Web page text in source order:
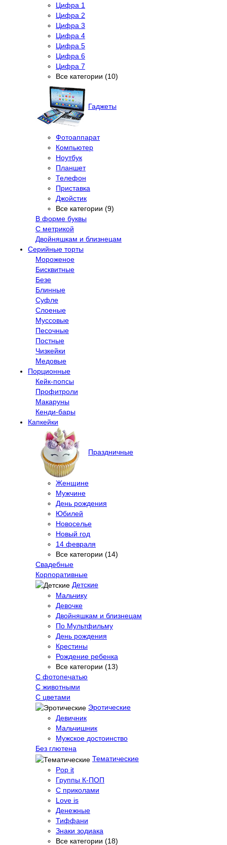
Цифра 1
Цифра 2
Цифра 3
Цифра 4
Цифра 5
Цифра 6
Цифра 7
Все категории (10)
Гаджеты
Фотоаппарат
Компьютер
Ноутбук
Планшет
Телефон
Приставка
Джойстик
Все категории (9)
В форме буквы
С метрикой
Двойняшкам и близнецам
Серийные торты
Мороженое
Бисквитные
Безе
Блинные
Суфле
Слоеные
Муссовые
Песочные
Постные
Чизкейки
Медовые
Порционные
Кейк-попсы
Профитроли
Макаруны
Кенди-бары
Капкейки
Праздничные
Женщине
Мужчине
День рождения
Юбилей
Новоселье
Новый год
14 февраля
Все категории (14)
Свадебные
Корпоративные
Детские
Мальчику
Девочке
Двойняшкам и близнецам
По Мультфильму
День рождения
Крестины
Рождение ребенка
Все категории (13)
С фотопечатью
C животными
С цветами
Эротические
Девичник
Мальчишник
Мужское достоинство
Без глютена
Тематические
Pop it
Группы К-ПОП
С приколами
Love is
Денежные
Тиффани
Знаки зодиака
Все категории (18)